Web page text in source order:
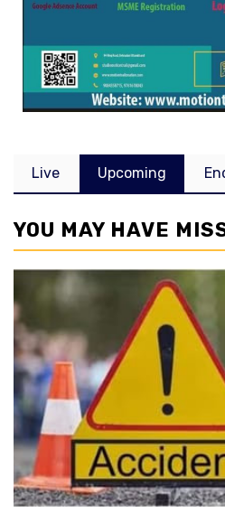
Live Upcoming
YOU MAY HAVE